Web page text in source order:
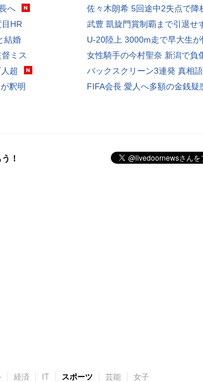
へ
HR
結婚
ミス
超
釈明
佐々木朗希 5回途中2失点で降
武豊 凱旋門賞制覇まで引退せ
U-20陸上 3000m走で早大生が
女性騎手の今村聖奈 新潟で負
バックスクリーン3連発 真相
FIFA会長 愛人へ多額の金銭疑
！
経済 IT スポーツ 芸能 女子